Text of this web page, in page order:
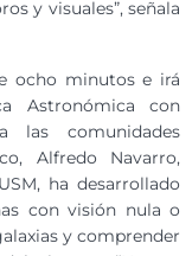
y visuales”, señala
ocho minutos e irá
Astronómica con
las comunidades
Alfredo Navarro,
ha desarrollado
con visión nula o
y comprender